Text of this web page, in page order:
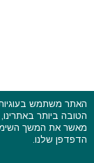
הטובה ביותר
מאשר את המשך
הדפדפן שלנו.